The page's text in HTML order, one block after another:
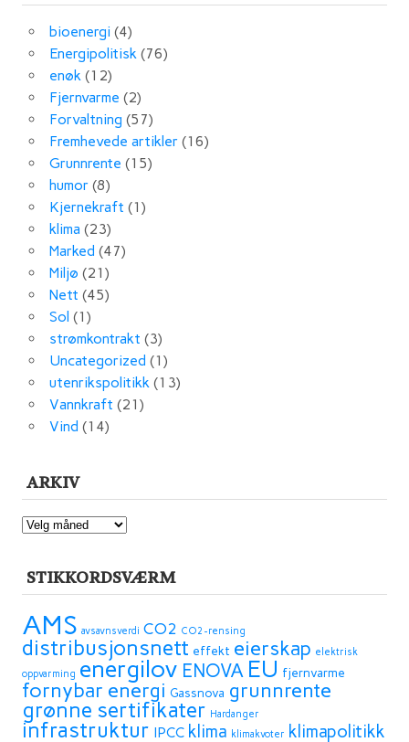
bioenergi (4)
Energipolitisk (76)
enøk (12)
Fjernvarme (2)
Forvaltning (57)
Fremhevede artikler (16)
Grunnrente (15)
humor (8)
Kjernekraft (1)
klima (23)
Marked (47)
Miljø (21)
Nett (45)
Sol (1)
strømkontrakt (3)
Uncategorized (1)
utenrikspolitikk (13)
Vannkraft (21)
Vind (14)
ARKIV
ARKIV
STIKKORDSVÆRM
AMS avsavnsverdi CO2 CO2-rensing
distribusjonsnett effekt eierskap elektrisk
oppvarming energilov ENOVA EU fjernvarme
fornybar energi Gassnova grunnrente
grønne sertifikater Hardanger
infrastruktur IPCC klima klimakvoter klimapolitikk